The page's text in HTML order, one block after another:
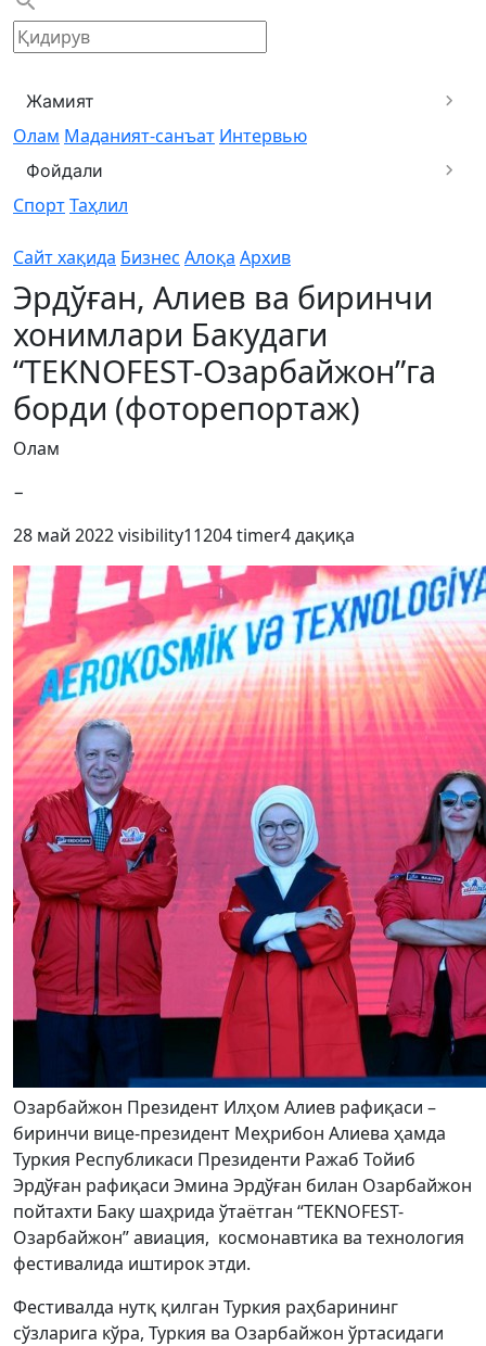
Жамият
Олам Маданият-санъат Интервью
Фойдали
СпортТаҳлил
Сайт хақида Бизнес Алоқа Архив
Эрдўған, Алиев ва биринчи
хонимлари Бакудаги
“TEKNOFEST-Озарбайжон”га
борди (фоторепортаж)
Олам
−
28 май 2022visibility11204timer4 дақиқа
Озарбайжон Президент Илҳом Алиев рафиқаси –
биринчи вице-президент Меҳрибон Алиева ҳамда
Туркия Республикаси Президенти Ражаб Тойиб
Эрдўған рафиқаси Эмина Эрдўған билан Озарбайжон
пойтахти Баку шаҳрида ўтаётган “TEKNOFEST-
Озарбайжон” авиация, космонавтика ва технология
фестивалида иштирок этди.
Фестивалда нутқ қилган Туркия раҳбарининг
сўзларига кўра, Туркия ва Озарбайжон ўртасидаги